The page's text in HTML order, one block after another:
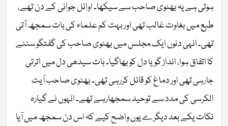
ہوتی ہے یہ بھٹوی صاحب سے سیکھا۔ اوائل جوانی کے دن تھے،
طبع میں بغاوت غالب تھی اور بہت کم علماء کی بات سمجھ آتی
تھی۔ انہی دنوں ایک مجلس میں بھٹوی صاحب کی گفتگو سننے
کا اتفاق ہوا، انداز گویا دل کو بھاگیا۔ بات سیدھی دل میں اترتی
جارہی تھی اور دماغ کو قائل کررہی تھی۔ بھٹوی صاحب آیت
الکرسی کی مدد سے توحید سمجھارہے تھے۔ انہوں نے گیارہ
نکات یکے بعد دیگرے یوں واضح کیے کہ اس دن سمجھ میں آیا